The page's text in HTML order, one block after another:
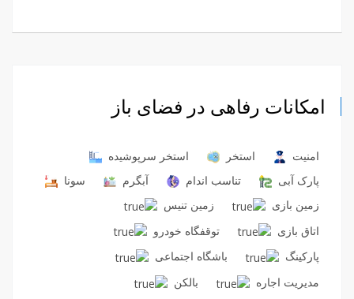
امکانات رفاهی در فضای باز
امنیت استخر
استخر سرپوشیده
پارک آبی
تناسب اندام آبگرم
سونا
زمین بازی
زمین تنیس
اتاق بازی
توقفگاه خودرو
پارکینگ
باشگاه اجتماعی
مدیریت اجاره
بالکن